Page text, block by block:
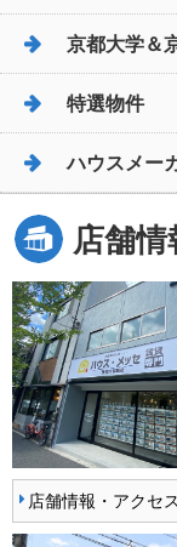
京都大学＆
特選物件
ハウスメー
店舗情
店舗情報・アクセ